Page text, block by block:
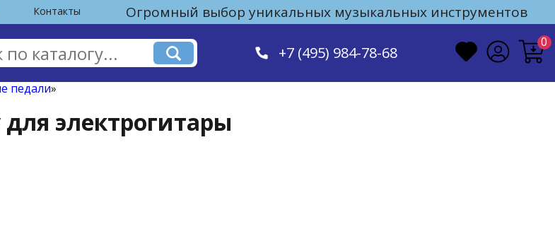
Контакты Огромный выбор уникальных музыкальных инструментов
+7 (495) 984-78-68
0
педали»
электрогитары